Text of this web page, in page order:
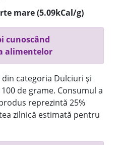
mare (5.09kCal/g)
cunoscând
alimentelor
categoria Dulciuri și
de grame. Consumul a
reprezintă 25%
zilnică estimată pentru